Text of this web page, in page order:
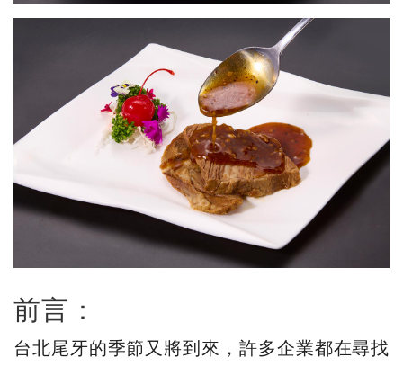
前言：
台北尾牙的季節又將到來，許多企業都在尋找